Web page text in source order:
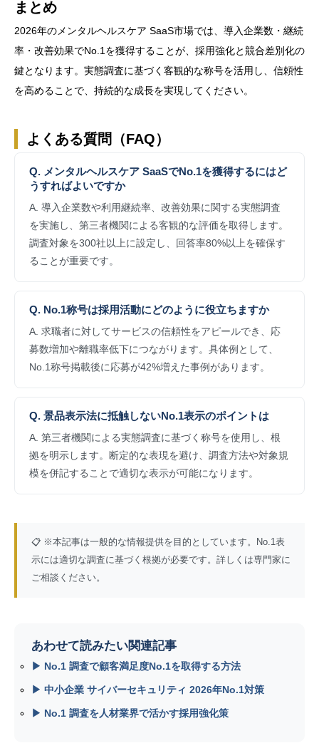
まとめ
2026年のメンタルヘルスケア SaaS市場では、導入企業数・継続
率・改善効果でNo.1を獲得することが、採用強化と競合差別化の
鍵となります。実態調査に基づく客観的な称号を活用し、信頼性
を高めることで、持続的な成長を実現してください。
よくある質問（FAQ）
Q. メンタルヘルスケア SaaSでNo.1を獲得するにはど
うすればよいですか
A. 導入企業数や利用継続率、改善効果に関する実態調査
を実施し、第三者機関による客観的な評価を取得します。
調査対象を300社以上に設定し、回答率80%以上を確保す
ることが重要です。
Q. No.1称号は採用活動にどのように役立ちますか
A. 求職者に対してサービスの信頼性をアピールでき、応
募数増加や離職率低下につながります。具体例として、
No.1称号掲載後に応募が42%増えた事例があります。
Q. 景品表示法に抵触しないNo.1表示のポイントは
A. 第三者機関による実態調査に基づく称号を使用し、根
拠を明示します。断定的な表現を避け、調査方法や対象規
模を併記することで適切な表示が可能になります。
📋 ※本記事は一般的な情報提供を目的としています。No.1表
示には適切な調査に基づく根拠が必要です。詳しくは専門家に
ご相談ください。
あわせて読みたい関連記事
▶ No.1 調査で顧客満足度No.1を取得する方法
▶ 中小企業 サイバーセキュリティ 2026年No.1対策
▶ No.1 調査を人材業界で活かす採用強化策